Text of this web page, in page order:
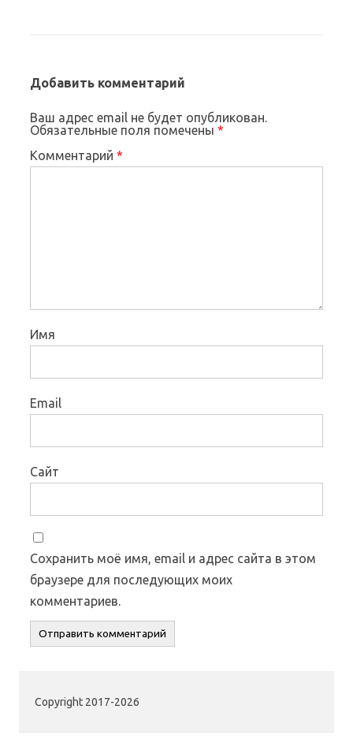
Добавить комментарий
Ваш адрес email не будет опубликован.
Обязательные поля помечены *
Комментарий *
Имя
Email
Сайт
Сохранить моё имя, email и адрес сайта в этом
браузере для последующих моих
комментариев.
Copyright 2017-2026